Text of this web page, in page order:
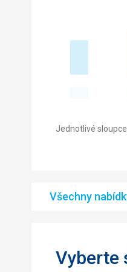
Jednotlivé
Všechny
Vyberte